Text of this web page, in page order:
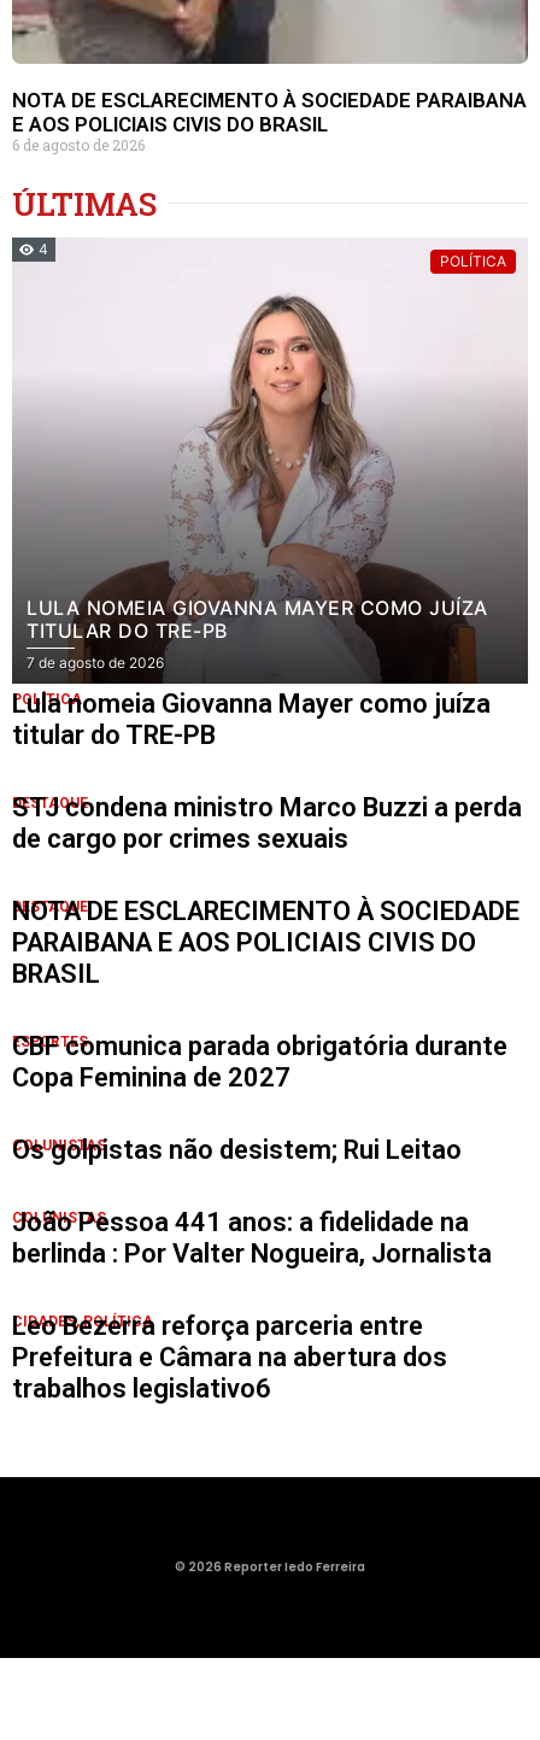
NOTA DE ESCLARECIMENTO À SOCIEDADE PARAIBANA
E AOS POLICIAIS CIVIS DO BRASIL
6 de agosto de 2026
ÚLTIMAS
4
POLÍTICA
LULA NOMEIA GIOVANNA MAYER COMO JUÍZA
TITULAR DO TRE-PB
7 de agosto de 2026
POLÍTICA
Lula nomeia Giovanna Mayer como juíza
titular do TRE-PB
DESTAQUE
STJ condena ministro Marco Buzzi a perda
de cargo por crimes sexuais
DESTAQUE
NOTA DE ESCLARECIMENTO À SOCIEDADE
PARAIBANA E AOS POLICIAIS CIVIS DO
BRASIL
ESPORTES
CBF comunica parada obrigatória durante
Copa Feminina de 2027
COLUNISTAS
Os golpistas não desistem; Rui Leitao
COLUNISTAS
João Pessoa 441 anos: a fidelidade na
berlinda : Por Valter Nogueira, Jornalista
CIDADES,POLÍTICA
Leo Bezerra reforça parceria entre
Prefeitura e Câmara na abertura dos
trabalhos legislativo6
© 2026 Reporter Iedo Ferreira